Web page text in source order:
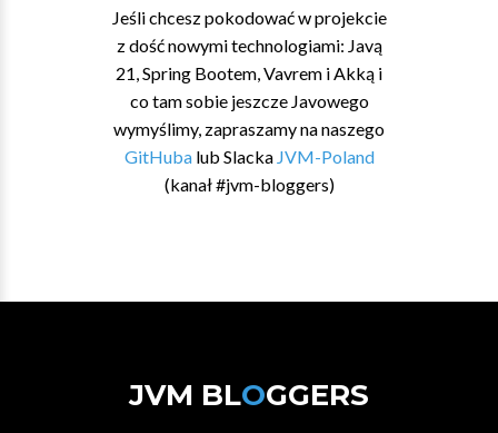
Jeśli chcesz pokodować w projekcie
z dość nowymi technologiami: Javą
21, Spring Bootem, Vavrem i Akką i
co tam sobie jeszcze Javowego
wymyślimy, zapraszamy na naszego
GitHubalub Slacka JVM-Poland
(kanał #jvm-bloggers)
JVM BLOGGERS